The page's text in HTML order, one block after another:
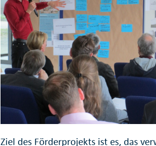
Ziel des Förderprojekts ist es, das